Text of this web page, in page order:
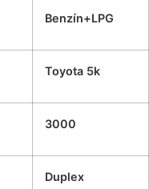
Benzín+LPG
Toyota 5k
3000
Duplex